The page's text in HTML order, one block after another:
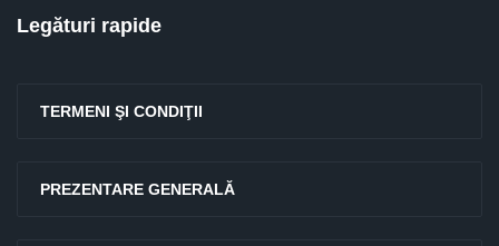
Legături rapide
TERMENI ŞI CONDIŢII
PREZENTARE GENERALĂ